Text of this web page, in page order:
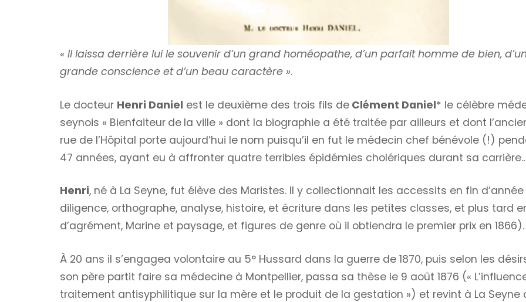
« Il laissa derrière lui le souvenir d’un grand homéopathe, d’un parfait homme de bien,
grande conscience et d’un beau caractère ».
Le docteur Henri Daniel est le deuxième des trois fils de Clément Daniel* le célèbre
seynois « Bienfaiteur de la ville » dont la biographie a été traitée par ailleurs et dont
rue de l’Hôpital porte aujourd’hui le nom puisqu’il en fut le médecin chef bénévole (!)
47 années, ayant eu à affronter quatre terribles épidémies cholériques durant sa
Henri, né à La Seyne, fut élève des Maristes. Il y collectionnait les accessits en fin
diligence, orthographe, analyse, histoire, et écriture dans les petites classes, et plus tard
d’agrément, Marine et paysage, et figures de genre où il obtiendra le premier prix en 1866).
À 20 ans il s’engagea volontaire au 5° Hussard dans la guerre de 1870, puis selon les
son père partit faire sa médecine à Montpellier, passa sa thèse le 9 août 1876 («
traitement antisyphilitique sur la mère et le produit de la gestation ») et revint à La Seyne